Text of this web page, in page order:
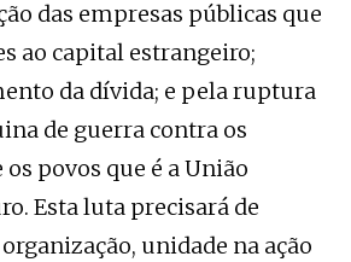
das empresas públicas que
ao capital estrangeiro;
da dívida; e pela ruptura
de guerra contra os
povos que é a União
Esta luta precisará de
unidade na ação